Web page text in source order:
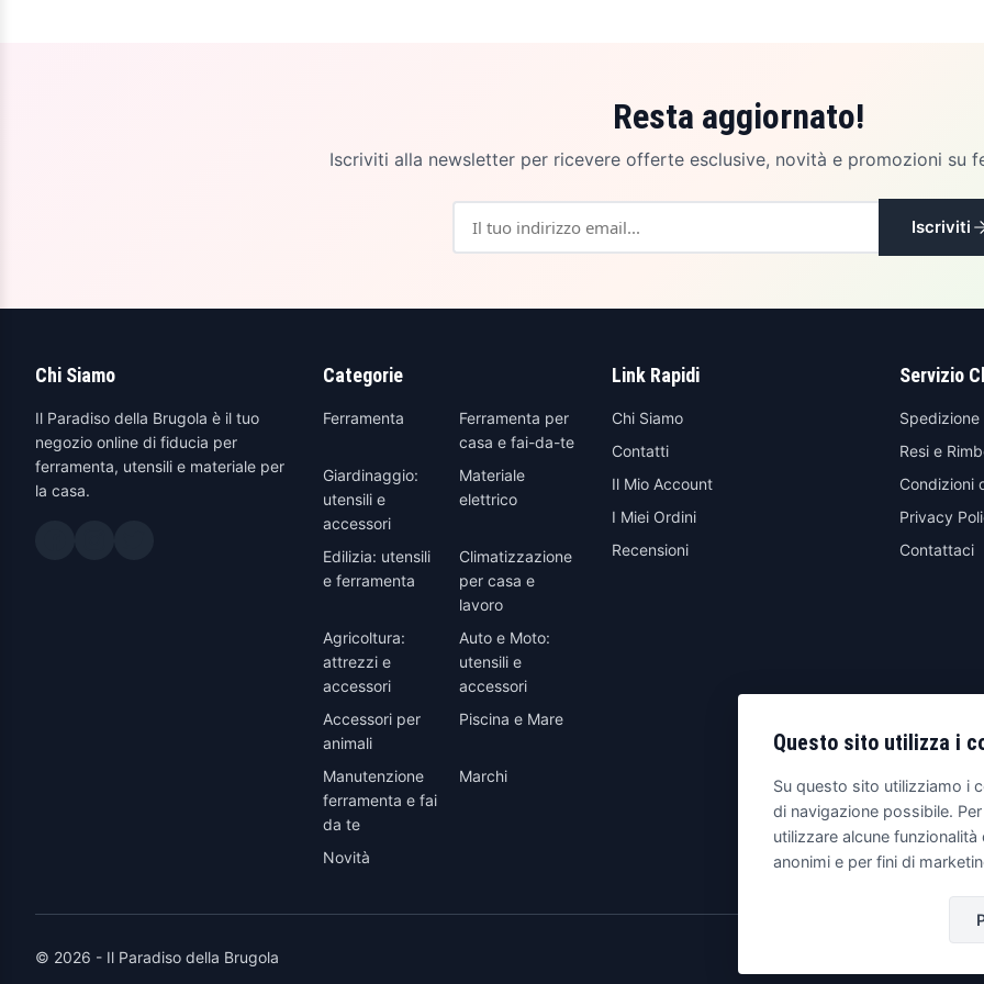
Resta aggiornato!
Iscriviti alla newsletter per ricevere offerte esclusive, novità e promozioni su
Iscriviti
Chi Siamo
Il Paradiso della Brugola è il tuo
negozio online di fiducia per
ferramenta, utensili e materiale per
la casa.
Categorie
Ferramenta
Ferramenta per
casa e fai-da-te
Giardinaggio:
utensili e
accessori
Materiale
elettrico
Edilizia: utensili
e ferramenta
Climatizzazione
per casa e
lavoro
Agricoltura:
attrezzi e
accessori
Auto e Moto:
utensili e
accessori
Accessori per
animali
Piscina e Mare
Manutenzione
ferramenta e fai
da te
Marchi
Novità
Link Rapidi
Chi Siamo
Contatti
Il Mio Account
I Miei Ordini
Recensioni
Servizio
Spedizione
Resi e
Condizioni
Privacy
Contattaci
© 2026 - Il Paradiso della Brugola
Questo sito utilizza i
Su questo sito utilizziamo i
di navigazione possibile.
utilizzare alcune
anonimi e per fini di